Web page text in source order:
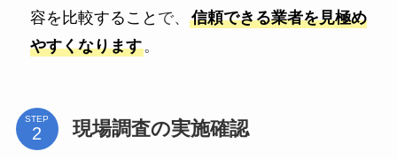
容を比較すること で、 信頼できる業者を見極め
やすくなります。
STEP 現場調査の実施確認